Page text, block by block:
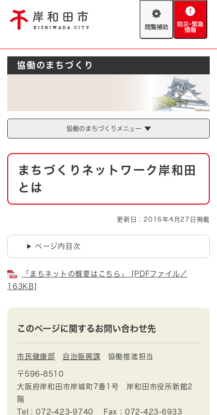
閲
助
防
緊
情
報
Foreign language
とじる
防災・緊急情報
AED設置箇所
とじる
協働のまちづくり
協働のまちづくりメニュー
本
まちづくりネットワーク岸和田
とは
更新日：2016年4月27日掲載
ページ内目次
「まちネットの概要はこちら」 [PDFファイル／
163KB]
このページに関するお問い合わせ先
市民健康部 自治振興課 協働推進担当
〒596-8510
大阪府岸和田市岸城町7番1号 岸和田市役所新館2
階
Tel：072-423-9740
Fax：072-423-6933